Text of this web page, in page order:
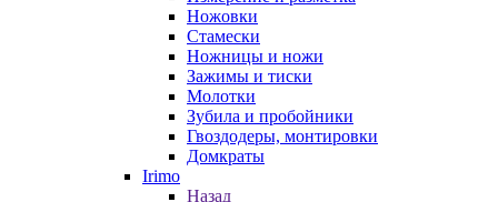
Ножовки
Стамески
Ножницы и ножи
Зажимы и тиски
Молотки
Зубила и пробойники
Гвоздодеры, монтировки
Домкраты
Irimo
Назад